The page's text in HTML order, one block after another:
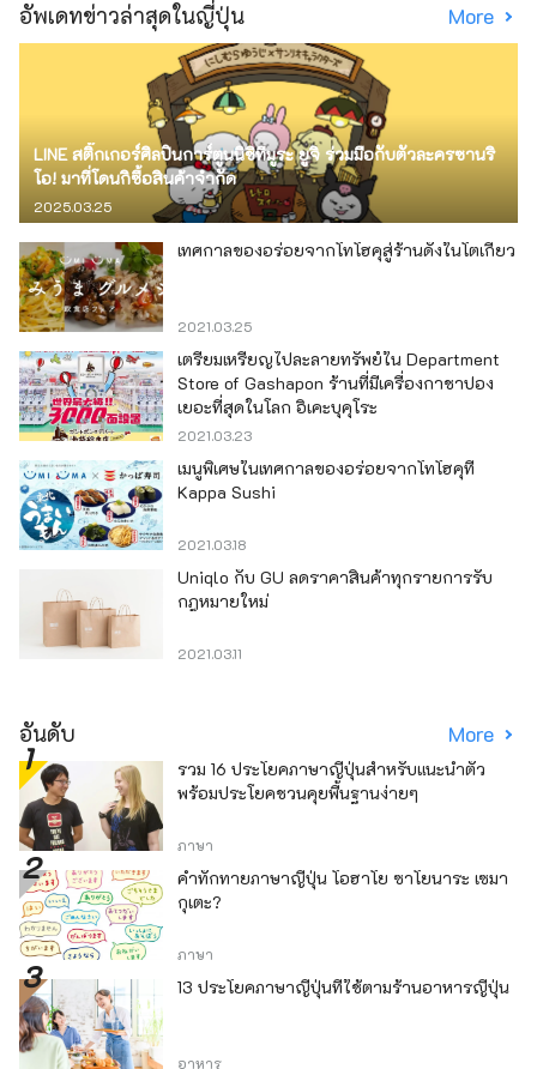
อัพเดทข่าวล่าสุดในญี่ปุ่น More
LINE สติ๊กเกอร์ศิลปินการ์ตูนนิชิทีมูระ ยูจิ ร่วมมือกับตัวละครซานริ
โอ! มาที่โดนกิซื้อสินค้าจำกัด
2025.03.25
เทศกาลของอร่อยจากโทโฮคุสู่ร้านดังในโตเกียว
2021.03.25
เตรียมเหรียญไปละลายทรัพย์ใน Department
Store of Gashapon ร้านที่มีเครื่องกาชาปอง
เยอะที่สุดในโลก อิเคะบุคุโระ
2021.03.23
เมนูพิเศษในเทศกาลของอร่อยจากโทโฮคุที่
Kappa Sushi
2021.03.18
Uniqlo กับ GU ลดราคาสินค้าทุกรายการรับ
กฎหมายใหม่
2021.03.11
อันดับ More
รวม 16 ประโยคภาษาญี่ปุ่นสำหรับแนะนำตัว
พร้อมประโยคชวนคุยพื้นฐานง่ายๆ
ภาษา
คำทักทายภาษาญี่ปุ่น โอฮาโย ซาโยนาระ เซมา
กุเตะ?
ภาษา
13 ประโยคภาษาญี่ปุ่นที่ใช้ตามร้านอาหารญี่ปุ่น
อาหาร